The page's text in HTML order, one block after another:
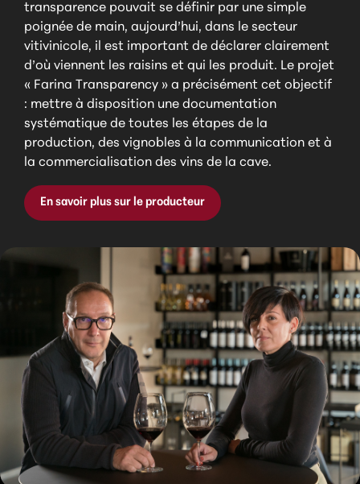
transparence pouvait se définir par une simple
poignée de main, aujourd’hui, dans le secteur
vitivinicole, il est important de déclarer clairement
d’où viennent les raisins et qui les produit. Le projet
« Farina Transparency » a précisément cet objectif
: mettre à disposition une documentation
systématique de toutes les étapes de la
production, des vignobles à la communication et à
la commercialisation des vins de la cave.
En savoir plus sur le producteur